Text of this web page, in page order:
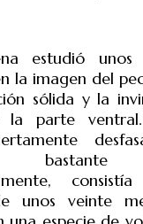
unos
la imagen del
sólida y la
la parte
bastante
unos veinte